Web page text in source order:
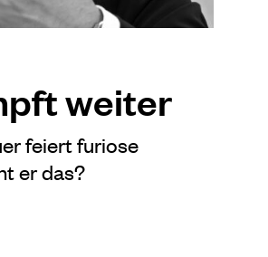
weiter
feiert furiose
er das?